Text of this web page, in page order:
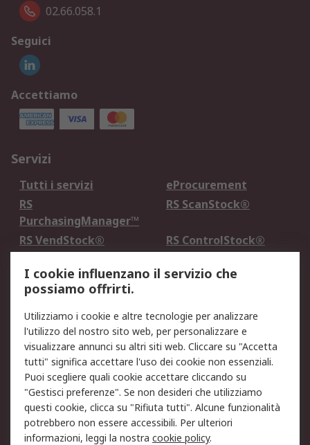
02.66.058.1
Seguici
Accettiamo
Servizi
Tutti i servizi
eProcurement
RS
PurchasingManager™
RS ScanStock®
RS VendStock®
RS ControlStock®
Legale
Informativa Cookie
Informativa Privacy -
Aggiornata
Email Security
Termini d'uso
Condizioni di vendita
Condizioni generali di
servizio
Etica e responsabilità
I cookie influenzano il servizio che
possiamo offrirti.
Utilizziamo i cookie e altre tecnologie per analizzare
l'utilizzo del nostro sito web, per personalizzare e
visualizzare annunci su altri siti web. Cliccare su "Accetta
tutti" significa accettare l'uso dei cookie non essenziali.
Puoi scegliere quali cookie accettare cliccando su
"Gestisci preferenze". Se non desideri che utilizziamo
questi cookie, clicca su "Rifiuta tutti". Alcune funzionalità
potrebbero non essere accessibili. Per ulteriori
informazioni, leggi la nostra cookie policy.